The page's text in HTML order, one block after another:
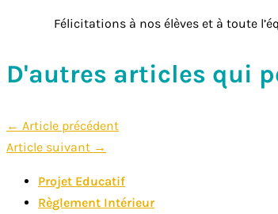
Félicitations à nos élèves et à toute
D'autres articles qui
Navigation
de
l’article
← Article précédent
Article suivant →
Projet Educatif
Règlement Intérieur